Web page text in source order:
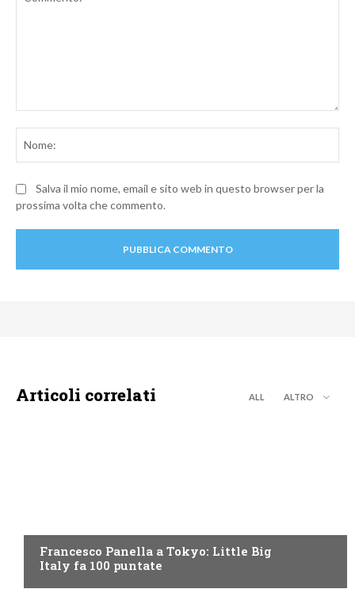
Salva il mio nome, email e sito web in questo browser per la
prossima volta che commento.
Articoli correlati ALL ALTRO
Francesco Panella a Tokyo: Little Big
Italy fa 100 puntate